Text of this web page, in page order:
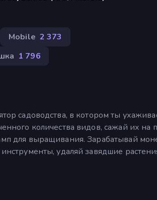
Mobile 2 373
1 796
садоводства, в котором ты
количества видов, сажай их на
для выращивания. Зарабатывай
удаляй завядшие